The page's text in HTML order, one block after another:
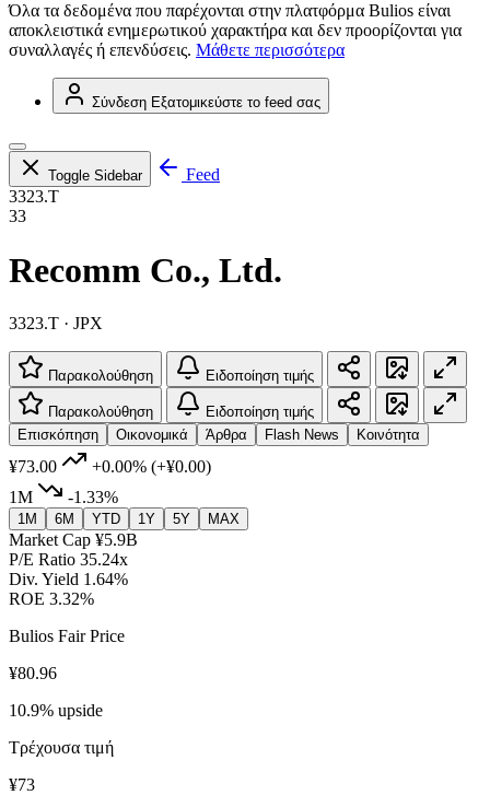
Όλα τα δεδομένα που παρέχονται στην πλατφόρμα Bulios είναι
αποκλειστικά ενημερωτικού χαρακτήρα και δεν προορίζονται για
συναλλαγές ή επενδύσεις. Μάθετε περισσότερα
Σύνδεση Εξατομικεύστε το feed σας
Toggle Sidebar
Feed
3323.T
33
Recomm Co., Ltd.
3323.T · JPX
Παρακολούθηση Ειδοποίηση τιμής
Παρακολούθηση
Ειδοποίηση τιμής
Επισκόπηση
Οικονομικά Άρθρα Flash News Κοινότητα
¥73.00 +0.00% (+¥0.00)
1M
-1.33%
1M 6M YTD 1Y 5Y MAX
Market Cap ¥5.9B
P/E Ratio 35.24x
Div. Yield 1.64%
ROE 3.32%
Bulios Fair Price
¥80.96
10.9% upside
Τρέχουσα τιμή
¥73